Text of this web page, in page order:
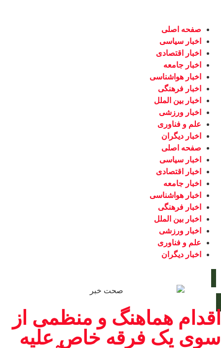
صفحه اصلی
اخبار سیاسی
اخبار اقتصادی
اخبار جامعه
اخبار هواشناسی
اخبار فرهنگی
اخبار بین الملل
اخبار ورزشی
علم و فناوری
اخبار دیگران
صفحه اصلی
اخبار سیاسی
اخبار اقتصادی
اخبار جامعه
اخبار هواشناسی
اخبار فرهنگی
اخبار بین الملل
اخبار ورزشی
علم و فناوری
اخبار دیگران
اقدام هماهنگ و منظمی از
سوی یک فرقه خاص علیه